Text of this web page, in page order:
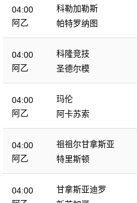
04:00
阿乙
科勒加勒斯
帕特罗纳图
04:00
阿乙
科隆竞技
圣德尔模
04:00
阿乙
玛伦
阿卡苏索
04:00
阿乙
祖祖尔甘拿斯亚
特里斯顿
04:00
甘拿斯亚迪罗